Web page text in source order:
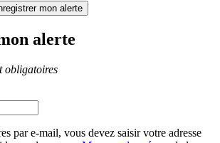
mon alerte
alerte
obligatoires
par e-mail, vous devez saisir votre adresse